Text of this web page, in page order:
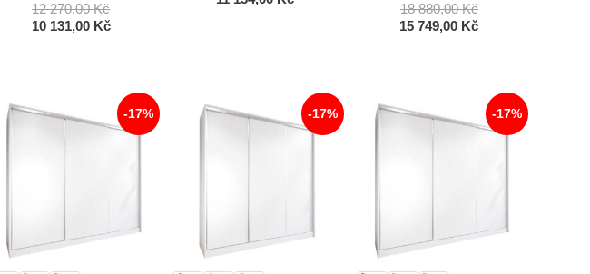
12 270,00KčPůvodní
Cena
10 131,00 KčAktuální
131,00 Kč.
18 880,00KčPůvodní
Cena
15 749,00 KčAktuální
749,00 Kč.
-17% -17% -17%